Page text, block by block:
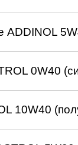
ADDINOL
0W40
10W40